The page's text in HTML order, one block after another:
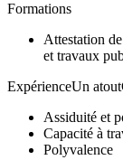
Formations
Attestation
et travaux
ExpérienceUn
Assiduité et
Capacité à
Polyvalence